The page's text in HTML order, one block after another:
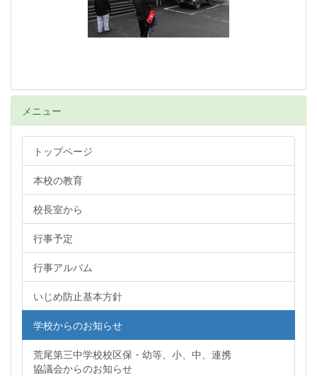
メニュー
トップページ
本校の教育
校長室から
行事予定
行事アルバム
いじめ防止基本方針
学校からのお知らせ
荒尾第三中学校校区保・幼等、小、中、連携
協議会からのお知らせ